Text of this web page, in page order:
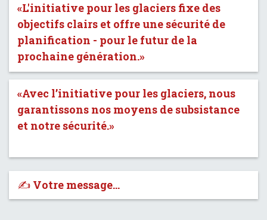
«L'initiative pour les glaciers fixe des
objectifs clairs et offre une sécurité de
planification - pour le futur de la
prochaine génération.»
«Avec l’initiative pour les glaciers, nous
garantissons nos moyens de subsistance
et notre sécurité.»
✍️ Votre message…